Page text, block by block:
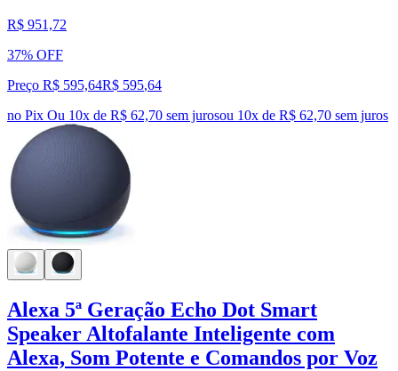
R$ 951,72
37% OFF
Preço R$ 595,64R$ 595,64
no Pix Ou 10x de R$ 62,70 sem jurosou 10x de R$ 62,70 sem juros
Alexa 5ª Geração Echo Dot Smart
Speaker Altofalante Inteligente com
Alexa, Som Potente e Comandos por Voz